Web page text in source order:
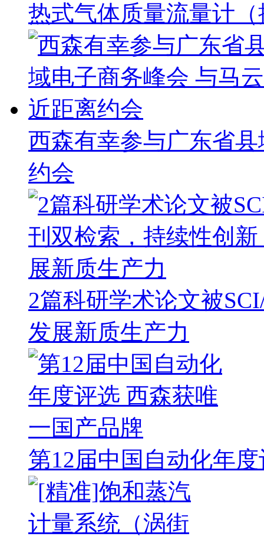
热式气体质量流量计
西森有幸参与广东省
约会
2篇科研学术论文被
发展新质生产力
第12届中国自动化年